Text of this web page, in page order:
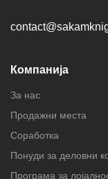
Компанија
За нас
Продажни места
Соработка
Понуди за деловни
Програма за